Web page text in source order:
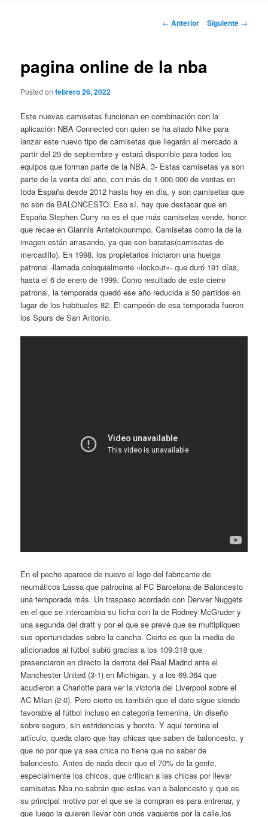
Navegación
← Anterior Siguiente →
pagina online de la nba
Posted onfebrero 26, 2022
Este nuevas camisetas funcionan en combinación con la
aplicación NBA Connected con quien se ha aliado Nike para
lanzar este nuevo tipo de camisetas que llegarán al mercado a
partir del 29 de septiembre y estará disponible para todos los
equipos que forman parte de la NBA. 3- Estas camisetas ya son
parte de la venta del año, con más de 1.000.000 de ventas en
toda España desde 2012 hasta hoy en día, y son camisetas que
no son de BALONCESTO. Eso sí, hay que destacar que en
España Stephen Curry no es el que más camisetas vende, honor
que recae en Giannis Antetokounmpo. Camisetas como la de la
imagen están arrasando, ya que son baratas(camisetas de
mercadillo). En 1998, los propietarios iniciaron una huelga
patronal -llamada coloquialmente «lockout»- que duró 191 días,
hasta el 6 de enero de 1999. Como resultado de este cierre
patronal, la temporada quedó ese año reducida a 50 partidos en
lugar de los habituales 82. El campeón de esa temporada fueron
los Spurs de San Antonio.
En el pecho aparece de nuevo el logo del fabricante de
neumáticos Lassa que patrocina al FC Barcelona de Baloncesto
una temporada más. Un traspaso acordado con Denver Nuggets
en el que se intercambia su ficha con la de Rodney McGruder y
una segunda del draft y por el que se prevé que se multipliquen
sus oportunidades sobre la cancha. Cierto es que la media de
aficionados al fútbol subió gracias a los 109.318 que
presenciaron en directo la derrota del Real Madrid ante el
Manchester United (3-1) en Michigan, y a los 69.364 que
acudieron a Charlotte para ver la victoria del Liverpool sobre el
AC Milan (2-0). Pero cierto es también que el dato sigue siendo
favorable al fútbol incluso en categoría femenina. Un diseño
sobre seguro, sin estridencias y bonito. Y aquí termina el
artículo, queda claro que hay chicas que saben de baloncesto, y
que no por que ya sea chica no tiene que no saber de
baloncesto. Antes de nada decir que el 70% de la gente,
especialmente los chicos, que critican a las chicas por llevar
camisetas Nba no sabrán que estas van a baloncesto y que es
su principal motivo por el que se la compran es para entrenar, y
que luego la quieren llevar con unos vaqueros por la calle,los